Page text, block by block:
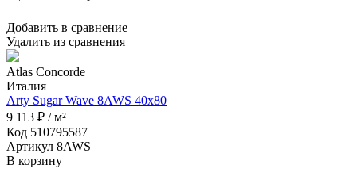
Добавить в сравнение
Удалить из сравнения
Atlas Concorde
Италия
Arty Sugar Wave 8AWS 40x80
9 113 ₽ / м²
Код 510795587
Артикул 8AWS
В корзину